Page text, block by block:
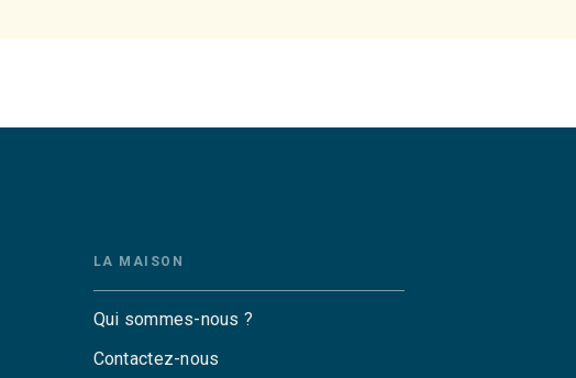
LA MAISON
Qui sommes-nous ?
Contactez-nous